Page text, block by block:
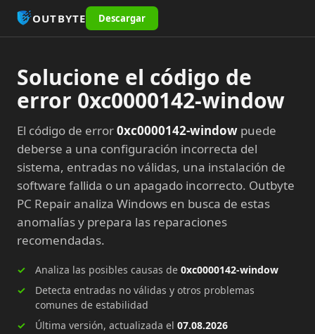
OUTBYTE Descargar
Solucione el código de
error 0xc0000142-window
El código de error0xc0000142-window puede
deberse a una configuración incorrecta del
sistema, entradas no válidas, una instalación de
software fallida o un apagado incorrecto. Outbyte
PC Repair analiza Windows en busca de estas
anomalías y prepara las reparaciones
recomendadas.
Analiza las posibles causas de 0xc0000142-window
Detecta entradas no válidas y otros problemas
comunes de estabilidad
Última versión, actualizada el 07.08.2026